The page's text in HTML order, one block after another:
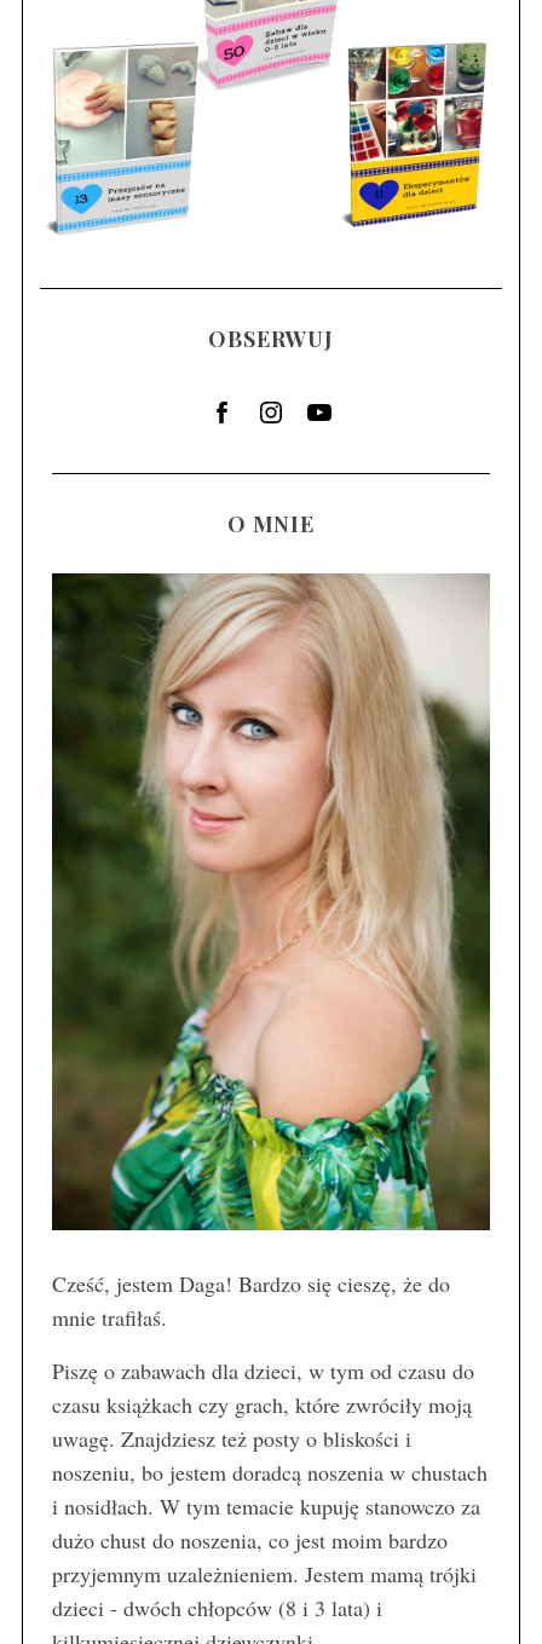
OBSERWUJ
O MNIE
Cześć, jestem Daga! Bardzo się cieszę, że do
mnie trafiłaś.
Piszę o zabawach dla dzieci, w tym od czasu do
czasu książkach czy grach, które zwróciły moją
uwagę. Znajdziesz też posty o bliskości i
noszeniu, bo jestem doradcą noszenia w chustach
i nosidłach. W tym temacie kupuję stanowczo za
dużo chust do noszenia, co jest moim bardzo
przyjemnym uzależnieniem. Jestem mamą trójki
dzieci - dwóch chłopców (8 i 3 lata) i